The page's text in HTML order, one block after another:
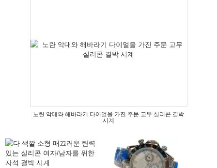
노란 악대와 해바라기 다이얼을 가진 주문 고무 실리콘 결박
시계